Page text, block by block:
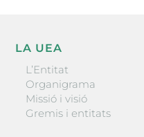
LA UEA
L’Entitat
Organigrama
Missió i visió
Gremis i entitats